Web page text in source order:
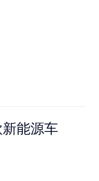
能源车